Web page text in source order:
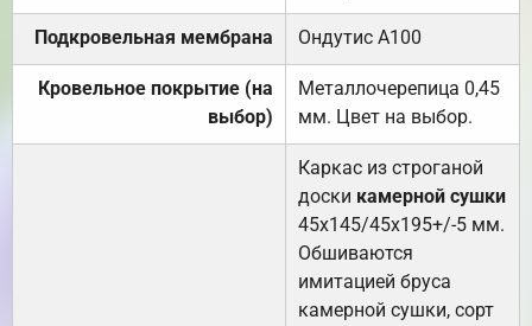
Подкровельная мембрана Ондутис А100
Кровельное покрытие (на
выбор)
Металлочерепица 0,45
мм. Цвет на выбор.
Каркас из строганой
доски камерной сушки
45х145/45х195+/-5 мм.
Обшиваются
имитацией бруса
камерной сушки, сорт